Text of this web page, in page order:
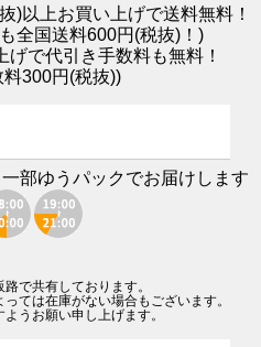
)以上お買い上げで送料無料！
全国送料600円(税抜)！)
で代引き手数料も無料！
300円(税抜))
部ゆうパックでお届けします
で共有しております。
ては在庫がない場合もございます。
うお願い申し上げます。